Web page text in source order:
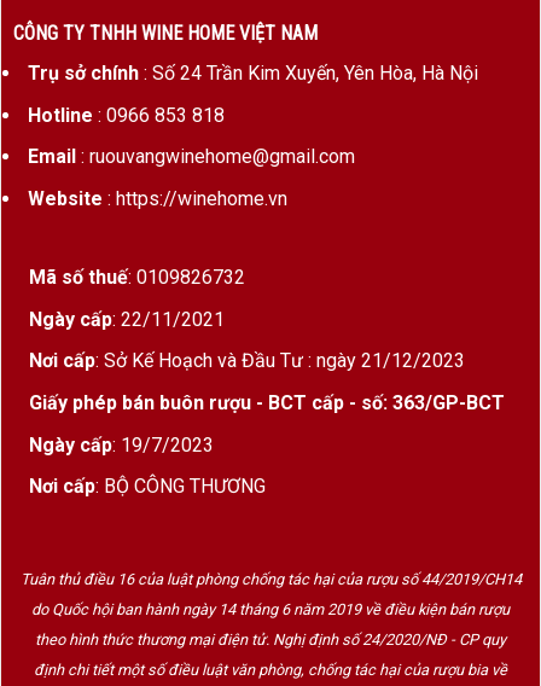
CÔNG TY TNHH WINE HOME VIỆT NAM
Trụ sở chính: Số 24 Trần Kim Xuyến, Yên Hòa, Hà Nội
Hotline : 0966 853 818
Email : ruouvangwinehome@gmail.com
Website : https://winehome.vn
Mã số thuế: 0109826732
Ngày cấp: 22/11/2021
Nơi cấp: Sở Kế Hoạch và Đầu Tư : ngày 21/12/2023
Giấy phép bán buôn rượu - BCT cấp - số: 363/GP-BCT
Ngày cấp: 19/7/2023
Nơi cấp: BỘ CÔNG THƯƠNG
Tuân thủ điều 16 của luật phòng chống tác hại của rượu số 44/2019/CH14
do Quốc hội ban hành ngày 14 tháng 6 năm 2019 về điều kiện bán rượu
theo hình thức thương mại điện tử. Nghị định số 24/2020/NĐ - CP quy
định chi tiết một số điều luật văn phòng, chống tác hại của rượu bia về